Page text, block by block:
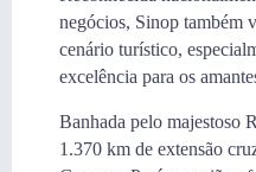
negócios, Sinop também
cenário turístico,
excelência para os
Banhada pelo majestoso
1.370 km de extensão